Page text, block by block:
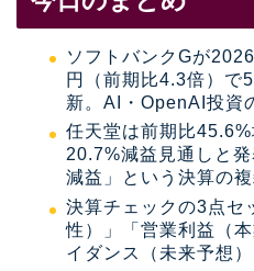
ソフトバンクGが
円（前期比4.3倍）で
新。AI・OpenAI投資
任天堂は前期比
20.7%減益見通しと
減益」という決算の
決算チェックの3点セ
性）」「営業利益（
イダンス（未来予想）